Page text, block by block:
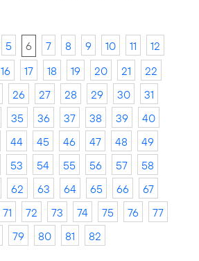
5 6 7 8 9 10 11
12
16 17 18 19 20 21
22
26 27 28 29 30
31
35 36 37 38 39
40
44 45 46 47 48
49
53 54 55 56 57
58
62 63 64 65 66
67
71 72 73 74 75 76
77
79 80 81 82